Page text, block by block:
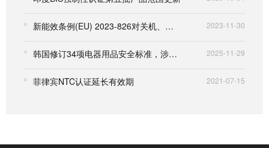
新能效条例(EU) 2023-826对关机、待机和联网待机功耗的要求 2023-11-30
韩国修订34项电器用品安全标准，涉及家电、电池、充电接口等众多领域 2025-11-29
菲律宾NTC认证延长有效期 2021-07-15